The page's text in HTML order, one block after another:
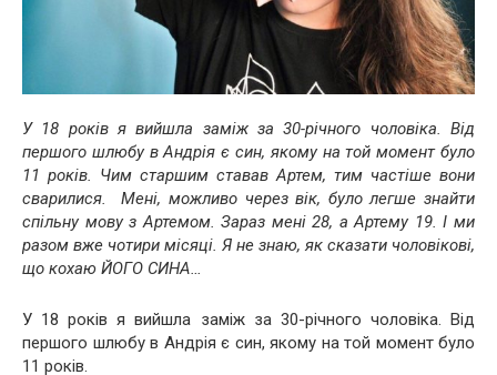
У 18 років я вийшла заміж за 30-річного чоловіка. Від
першого шлюбу в Андрія є син, якому на той момент було
11 років. Чим старшим ставав Артем, тим частіше вони
сварилися. Мені, можливо через вік, було легше знайти
спільну мову з Артемом. Зараз мені 28, а Артему 19. І ми
разом вже чотири місяці. Я не знаю, як сказати чоловікові,
що кохаю ЙОГО СИНА…
У 18 років я вийшла заміж за 30-річного чоловіка. Від
першого шлюбу в Андрія є син, якому на той момент було
11 років.